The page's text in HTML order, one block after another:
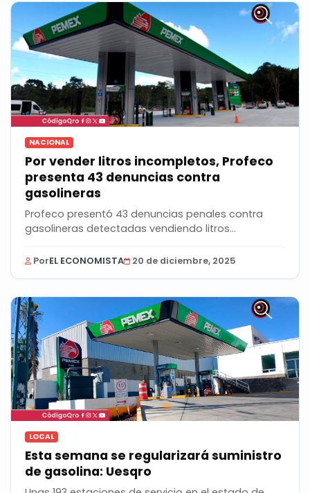
NACIONAL
Por vender litros incompletos, Profeco
presenta 43 denuncias contra
gasolineras
Profeco presentó 43 denuncias penales contra
gasolineras detectadas vendiendo litros
PorEL ECONOMISTA 20 de diciembre, 2025
LOCAL
Esta semana se regularizará suministro
de gasolina: Uesqro